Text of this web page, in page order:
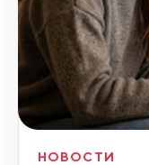
НОВОСТИ